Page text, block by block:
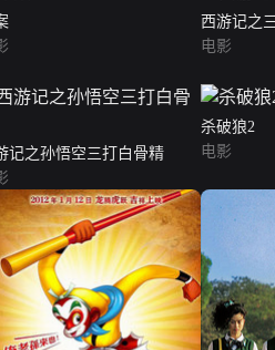
西游记之
电影
记之孙悟空三打白骨精
杀破狼2
电影